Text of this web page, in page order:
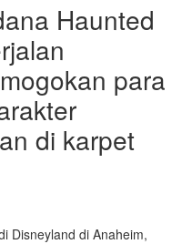
Haunted
para
di karpet
Disneyland di Anaheim,